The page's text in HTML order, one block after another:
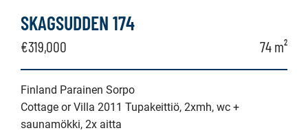
SKAGSUDDEN 174
€319,000 74 m²
Finland Parainen Sorpo
Cottage or Villa 2011 Tupakeittiö, 2xmh, wc +
saunamökki, 2x aitta